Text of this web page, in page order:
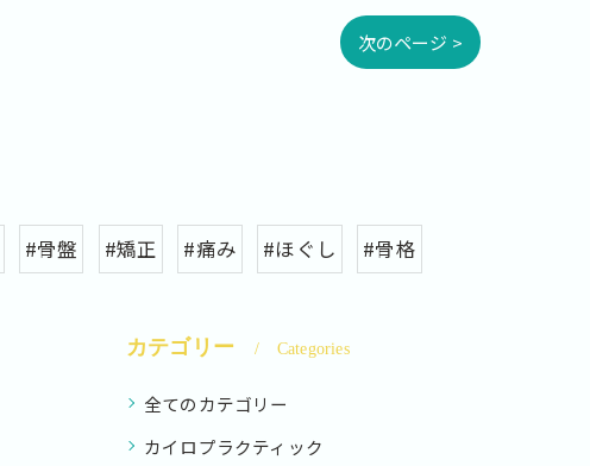
次のページ >
#骨盤 #矯正 #痛み #ほぐし #骨格
カテゴリー Categories
全てのカテゴリー
カイロプラクティック